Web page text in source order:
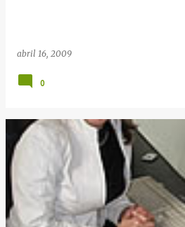
abril 16, 2009
0